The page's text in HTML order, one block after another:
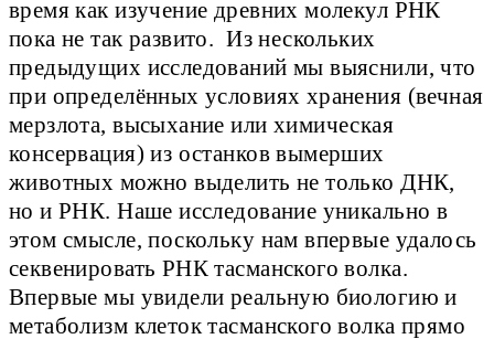
время как изучение древних молекул РНК
пока не так развито. Из нескольких
предыдущих исследований мы выяснили, что
при определённых условиях хранения (вечная
мерзлота, высыхание или химическая
консервация) из останков вымерших
животных можно выделить не только ДНК,
но и РНК. Наше исследование уникально в
этом смысле, поскольку нам впервые удалось
секвенировать РНК тасманского волка.
Впервые мы увидели реальную биологию и
метаболизм клеток тасманского волка прямо